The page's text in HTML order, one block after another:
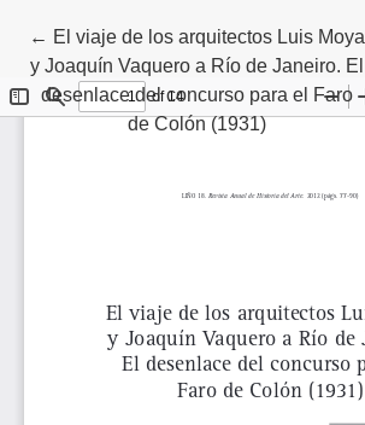
← Volver a los detalles del artículo
El viaje de los arquitectos Luis Moya
y Joaquín Vaquero a Río de Janeiro. El
desenlace del concurso para el Faro
de Colón (1931)